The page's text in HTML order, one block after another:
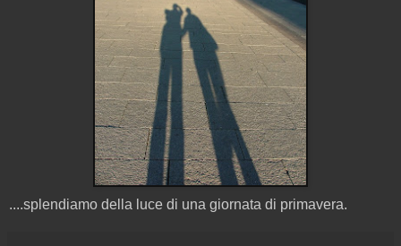
....splendiamo della luce di una giornata di primavera.